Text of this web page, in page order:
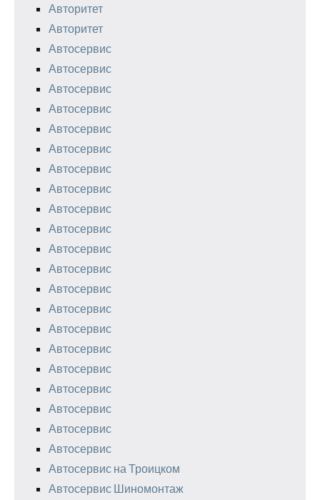
Авторитет
Авторитет
Автосервис
Автосервис
Автосервис
Автосервис
Автосервис
Автосервис
Автосервис
Автосервис
Автосервис
Автосервис
Автосервис
Автосервис
Автосервис
Автосервис
Автосервис
Автосервис
Автосервис
Автосервис
Автосервис
Автосервис
Автосервис
Автосервис на Троицком
Автосервис Шиномонтаж